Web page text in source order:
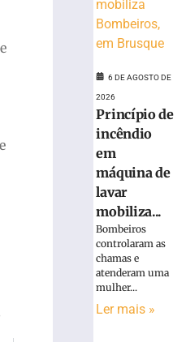
Dia
dos
Pais
agosto
2026
mais
PROCON/SC
FCDL/SC
divulgam
pesquisa
inédita
6 DE AGOSTO DE
2026
Princípio de
incêndio
em
máquina de
lavar
mobiliza...
Bombeiros
controlaram as
chamas e
atenderam uma
mulher...
Ler mais »